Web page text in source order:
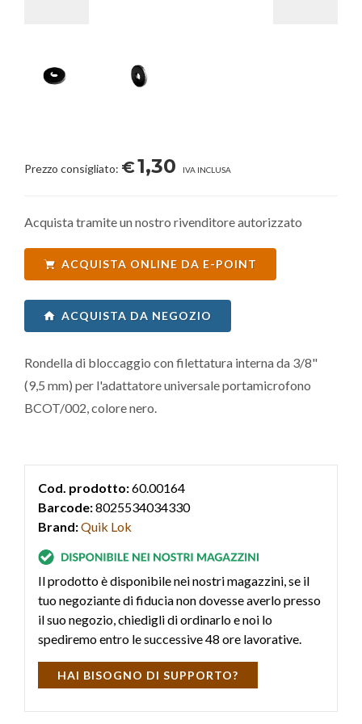
Prezzo consigliato: €1,30 IVA INCLUSA
Acquista tramite un nostro rivenditore autorizzato
ACQUISTA ONLINE DA E-POINT
ACQUISTA DA NEGOZIO
Rondella di bloccaggio con filettatura interna da 3/8"
(9,5 mm) per l'adattatore universale portamicrofono
BCOT/002, colore nero.
Cod. prodotto:60.00164
Barcode:8025534034330
Brand:Quik Lok
Il prodotto è disponibile nei nostri magazzini, se il
tuo negoziante di fiducia non dovesse averlo presso
il suo negozio, chiedigli di ordinarlo e noi lo
spediremo entro le successive 48 ore lavorative.
HAI BISOGNO DI SUPPORTO?